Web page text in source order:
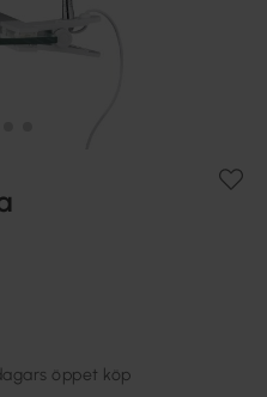
öppet köp